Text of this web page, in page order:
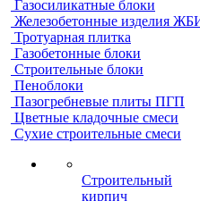
Газосиликатные блоки
Железобетонные изделия
Тротуарная плитка
Газобетонные блоки
Строительные блоки
Пеноблоки
Пазогребневые плиты ПГП
Цветные кладочные смеси
Сухие строительные смеси
Строительный
кирпич